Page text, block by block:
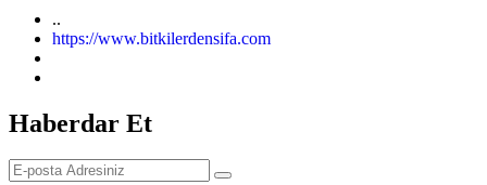
..
https://www.bitkilerdensifa.com
Haberdar Et